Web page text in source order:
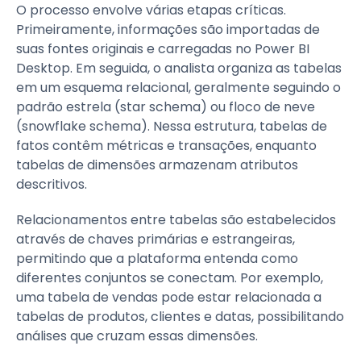
O processo envolve várias etapas críticas.
Primeiramente, informações são importadas de
suas fontes originais e carregadas no Power BI
Desktop. Em seguida, o analista organiza as tabelas
em um esquema relacional, geralmente seguindo o
padrão estrela (star schema) ou floco de neve
(snowflake schema). Nessa estrutura, tabelas de
fatos contêm métricas e transações, enquanto
tabelas de dimensões armazenam atributos
descritivos.
Relacionamentos entre tabelas são estabelecidos
através de chaves primárias e estrangeiras,
permitindo que a plataforma entenda como
diferentes conjuntos se conectam. Por exemplo,
uma tabela de vendas pode estar relacionada a
tabelas de produtos, clientes e datas, possibilitando
análises que cruzam essas dimensões.